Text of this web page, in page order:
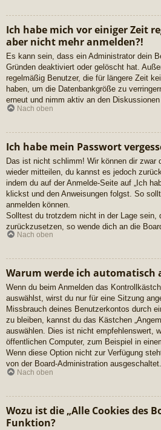
Ich habe mich vor einiger Zeit
aber nicht mehr anmelden?!
Es kann sein, dass ein Administrator dein
Gründen deaktiviert oder gelöscht hat.
regelmäßig Benutzer, die für längere Zeit
haben, um die Datenbankgröße zu
erneut und nimm aktiv an den
Nach oben
Ich habe mein Passwort
Das ist nicht schlimm! Wir können dir zwar
wieder mitteilen, du kannst es jedoch
indem du auf der Anmelde-Seite auf „Ich
klickst und den Anweisungen folgst. So
anmelden können.
Solltest du trotzdem nicht in der Lage sein,
zurückzusetzen, so wende dich an die
Nach oben
Warum werde ich automatisch
Wenn du beim Anmelden das
auswählst, wirst du nur für eine Sitzung
Missbrauch deines Benutzerkontos durch
zu bleiben, kannst du das Kästchen
auswählen. Dies ist nicht empfehlenswert,
öffentlichen Computer, zum Beispiel in
Wenn diese Option nicht zur Verfügung
von der Board-Administration ausgeschaltet.
Nach oben
Wozu ist die „Alle Cookies des
Funktion?